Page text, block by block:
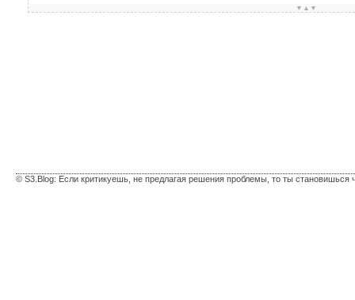
▼▲▼
© S3.Blog: Если критикуешь, не предлагая решения проблемы, то ты становишься